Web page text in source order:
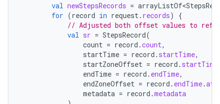
val newStepsRecords =
for (record in request. records)
{
// Adjusted both offset values to
val sr = StepsRecord(
count = record .count,
startTime = record . startTime,
startZoneOffset = record . startTime
endTime = record . endTime,
endZoneOffset = record . endTime.
metadata = record .metadata